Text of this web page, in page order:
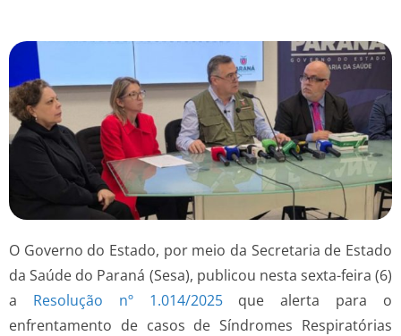
O Governo do Estado, por meio da Secretaria de Estado
da Saúde do Paraná (Sesa), publicou nesta sexta-feira (6)
a Resolução nº 1.014/2025que alerta para o
enfrentamento de casos de Síndromes Respiratórias